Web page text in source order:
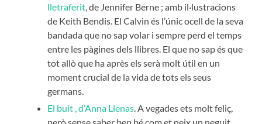
lletraferit , de Jennifer Berne ; amb il·lustracions
de Keith Bendis. El Calvin és l’únic ocell de la seva
bandada que no sap volar i sempre perd el temps
entre les pàgines dels llibres. El que no sap és que
tot allò que ha après els serà molt útil en un
moment crucial de la vida de tots els seus
germans.
El buit , d’Anna Llenas . A vegades ets molt feliç,
però sense saber ben bé com et neix un neguit